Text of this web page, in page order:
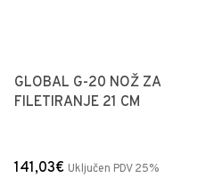
GLOBAL G-20 NOŽ ZA
FILETIRANJE 21 CM
141,03€ Uključen PDV 25%